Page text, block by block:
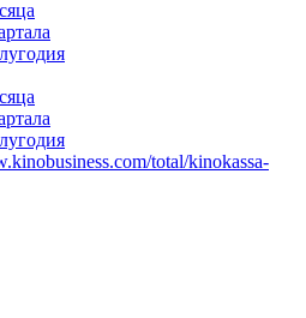
total/kinokassa-